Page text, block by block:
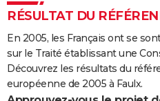
Dictionnaire
Biographies
Citations
Expressions
Proverbes
PROGRAMME TV
COPAINS D'AVANT
S'inscrire
Se connecter
Lycées
Collèges
Primaires
Universités
Entreprises
Service militaire
Avis de recherche
AVIS DE DÉCÈS
FORUM
RÉSULTAT DU
En 2005, les Français ont se
sur le Traité établissant une
Découvrez les résultats du
européenne de 2005 à Faulx.